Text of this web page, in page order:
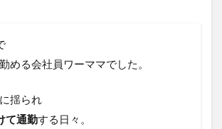
める会社員ワーママでした。
に揺られ
て通勤する日々。